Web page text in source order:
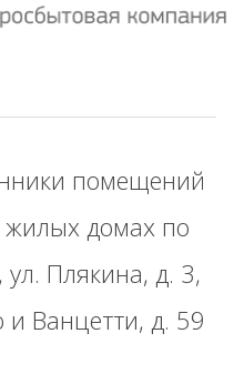
помещений
домах по
Плякина, д. 3,
и Ванцетти, д. 59